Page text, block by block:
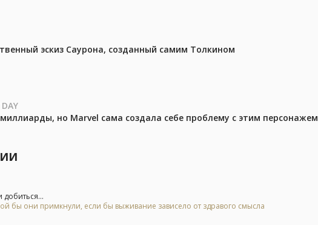
эскиз Саурона, созданный самим Толкином
но Marvel сама создала себе проблему с этим персонажем
добиться...
бы они примкнули, если бы выживание зависело от здравого смысла